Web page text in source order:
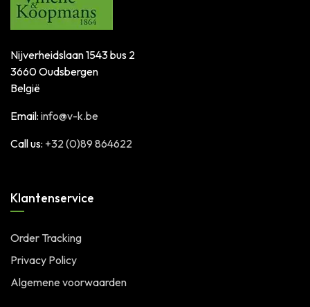
Nijverheidslaan 1543 bus 2
3660 Oudsbergen
België
Email: info@v-k.be
Call us: +32 (0)89 864622
Klantenservice
Order Tracking
Privacy Policy
Algemene voorwaarden